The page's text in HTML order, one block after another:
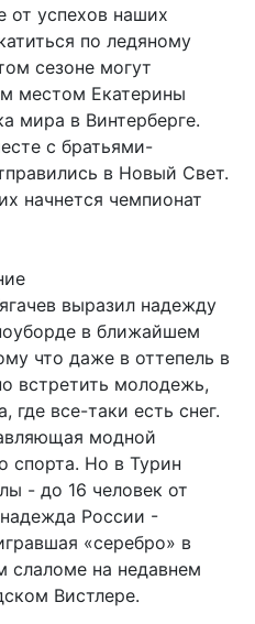
от успехов наших
по ледяному
сезоне могут
м местом Екатерины
мира в Винтерберге.
с братьями-
в Новый Свет.
начнется чемпионат
выразил надежду
в ближайшем
что даже в оттепель в
встретить молодежь,
где все-таки есть снег.
модной
спорта. Но в Турин
- до 16 человек от
России -
«серебро» в
слаломе на недавнем
Вистлере.